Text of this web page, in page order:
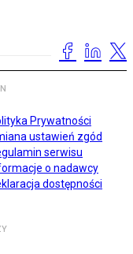
Prywatności
ustawień zgód
serwisu
o nadawcy
dostępności